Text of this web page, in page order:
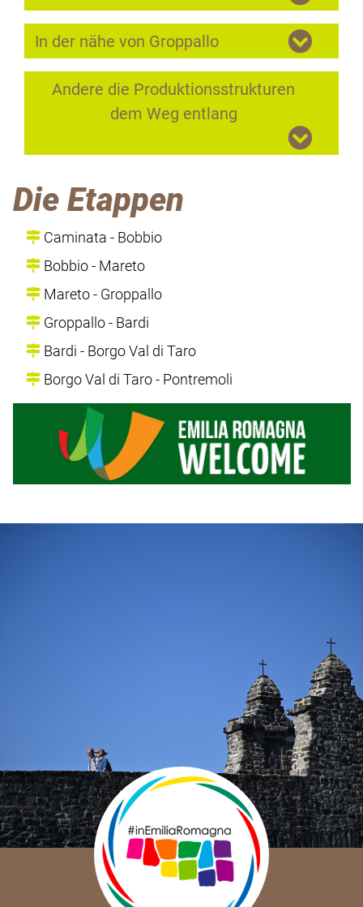
In der nähe von Groppallo
Andere die Produktionsstrukturen
dem Weg entlang
Die Etappen
Caminata - Bobbio
Bobbio - Mareto
Mareto - Groppallo
Groppallo - Bardi
Bardi - Borgo Val di Taro
Borgo Val di Taro - Pontremoli